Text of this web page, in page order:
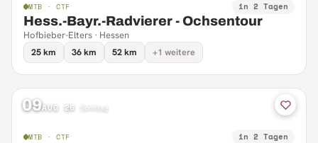
MTB · CTF in 2 Tagen
Hess.-Bayr.-Radvierer - Ochsentour
Hofbieber-Elters · Hessen
25 km
36 km 52 km +1 weitere
09AUG 26 Sonntag
MTB · CTF in 2 Tagen